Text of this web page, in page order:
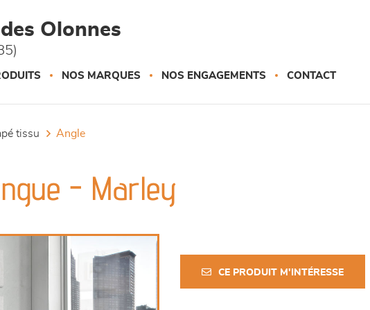
Olonnes
NOS MARQUES NOS ENGAGEMENTS CONTACT
tissu angle
- Marley
CE PRODUIT M'INTÉRESSE